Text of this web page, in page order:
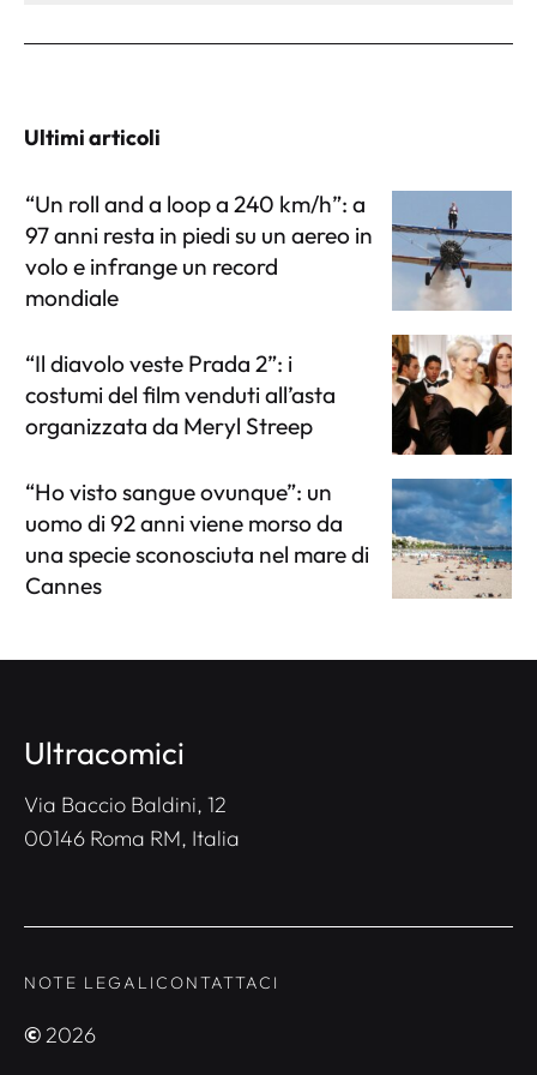
Ultimi articoli
“Un roll and a loop a 240 km/h”: a
97 anni resta in piedi su un aereo in
volo e infrange un record
mondiale
“Il diavolo veste Prada 2”: i
costumi del film venduti all’asta
organizzata da Meryl Streep
“Ho visto sangue ovunque”: un
uomo di 92 anni viene morso da
una specie sconosciuta nel mare di
Cannes
Ultracomici
Via Baccio Baldini, 12
00146 Roma RM, Italia
NOTE LEGALICONTATTACI
©2026